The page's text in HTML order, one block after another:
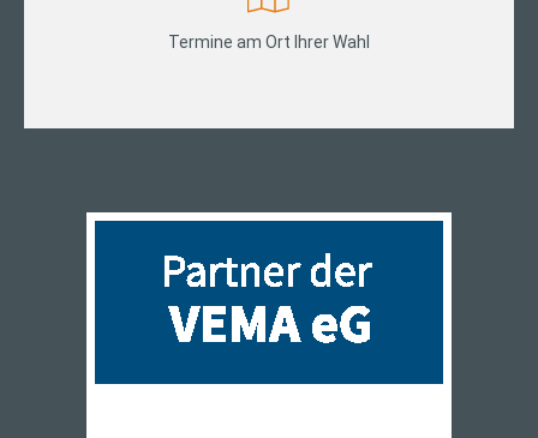
Termine am Ort Ihrer Wahl